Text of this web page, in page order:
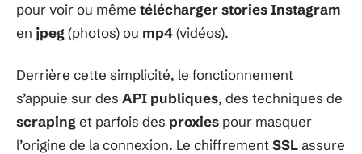
pour voir ou même télécharger stories Instagram
en jpeg (photos) ou mp4(vidéos).
Derrière cette simplicité, le fonctionnement
s’appuie sur des API publiques, des techniques de
scraping et parfois des proxies pour masquer
l’origine de la connexion. Le chiffrement SSLassure